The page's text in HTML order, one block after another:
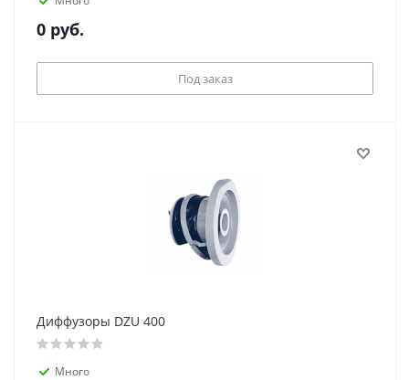
0 руб.
Под заказ
Диффузоры DZU 400
Много